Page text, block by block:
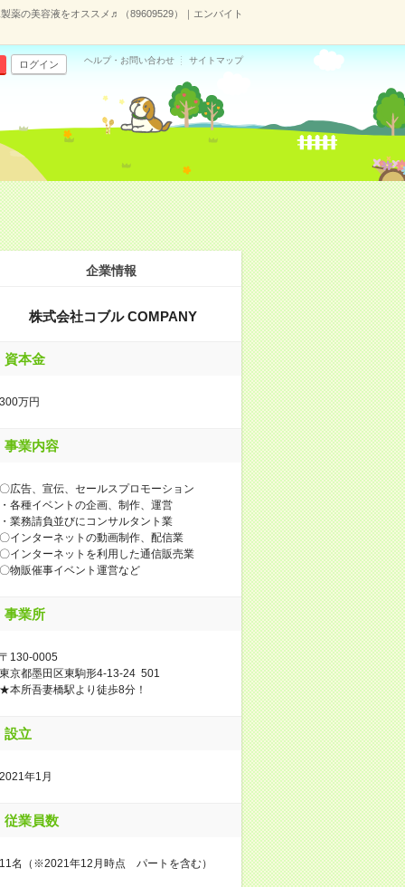
薬の美容液をオススメ♬（89609529）｜エンバイト
ログイン ヘルプ・お問い合わせ サイトマップ
企業情報
株式会社コブル COMPANY
資本金
万円
事業内容
広告、宣伝、セールスプロモーション
各種イベントの企画、制作、運営
業務請負並びにコンサルタント業
インターネットの動画制作、配信業
インターネットを利用した通信販売業
物販催事イベント運営など
事業所
130-0005
京都墨田区東駒形4-13-24 501
本所吾妻橋駅より徒歩8分！
設立
年1月
従業員数
名（※2021年12月時点 パートを含む）